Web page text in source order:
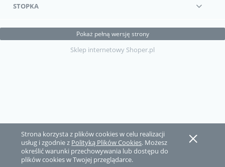
Strona korzysta z plików cookies w celu realizacji
usług i zgodnie z Polityką Plików Cookies. Możesz
określić warunki przechowywania lub dostępu do
plików cookies w Twojej przeglądarce.
STOPKA
Pokaż pełną wersję strony
Sklep internetowy Shoper.pl